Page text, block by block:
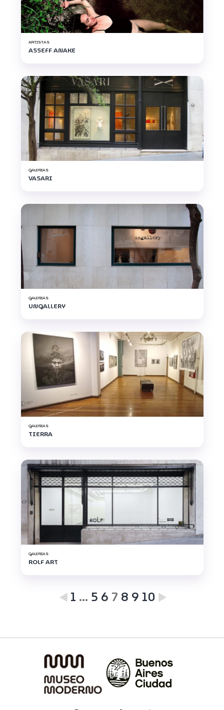
ARTISTAS
ASSEFF ANAKE
GALERIAS
VASARI
GALERIAS
UNGALLERY
GALERIAS
TIERRA
GALERIAS
ROLF ART
1 … 5 6 7 8 9 10